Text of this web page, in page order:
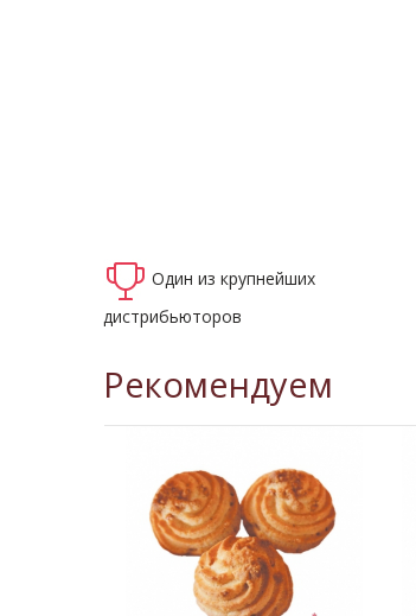
Один из крупнейших
дистрибьюторов
Рекомендуем